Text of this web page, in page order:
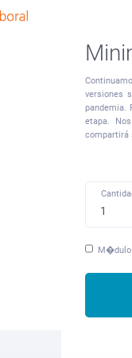
versiones
pandemia.
etapa.
compartirá